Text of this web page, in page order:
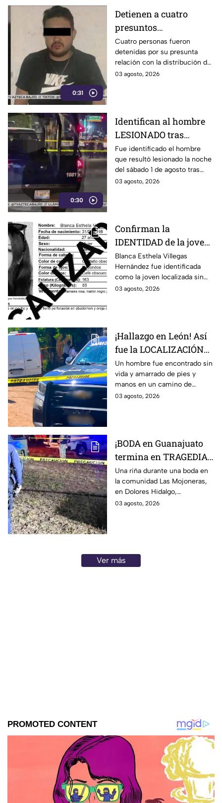
0:31
Detienen a cuatro
presuntos
D3LINCUENTES en
León: así OCURRIÓ
Cuatro personas fueron
detenidas por su presunta
relación con la distribución de
droga en distintos puntos de
03 agosto, 2026
0:30
Identifican al hombre
LESIONADO tras
agresión en colonia
Constitución de
Apatzingán en Irapuato
Fue identificado el hombre
que resultó lesionado la noche
del sábado 1 de agosto tras
registrarse detonaciones en la
03 agosto, 2026
Confirman la
IDENTIDAD de la joven
hallada s1n v1da en
Celaya, Guanajuato;
llevaba dos días
desaparecida
Blanca Esthela Villegas
Hernández fue identificada
como la joven localizada sin
vida en Celaya, Guanajuato,
03 agosto, 2026
¡Hallazgo en León! Así
fue la LOCALIZACIÓN
de un hombre s1n v1da,
en la Nuevo León, HOY
lunes: revelan cómo iba
vestido
Un hombre fue encontrado sin
vida y amarrado de pies y
manos en un camino de
terracería de la colonia Nuevo
03 agosto, 2026
¡BODA en Guanajuato
termina en TRAGEDIA!
Hombre mu3re tras
riña en pleno festejo;
otro terminó herido:
Así ocurrió
Una riña durante una boda en
la comunidad Las Mojoneras,
en Dolores Hidalgo,
Guanajuato, dejó un hombre
03 agosto, 2026
Ver más